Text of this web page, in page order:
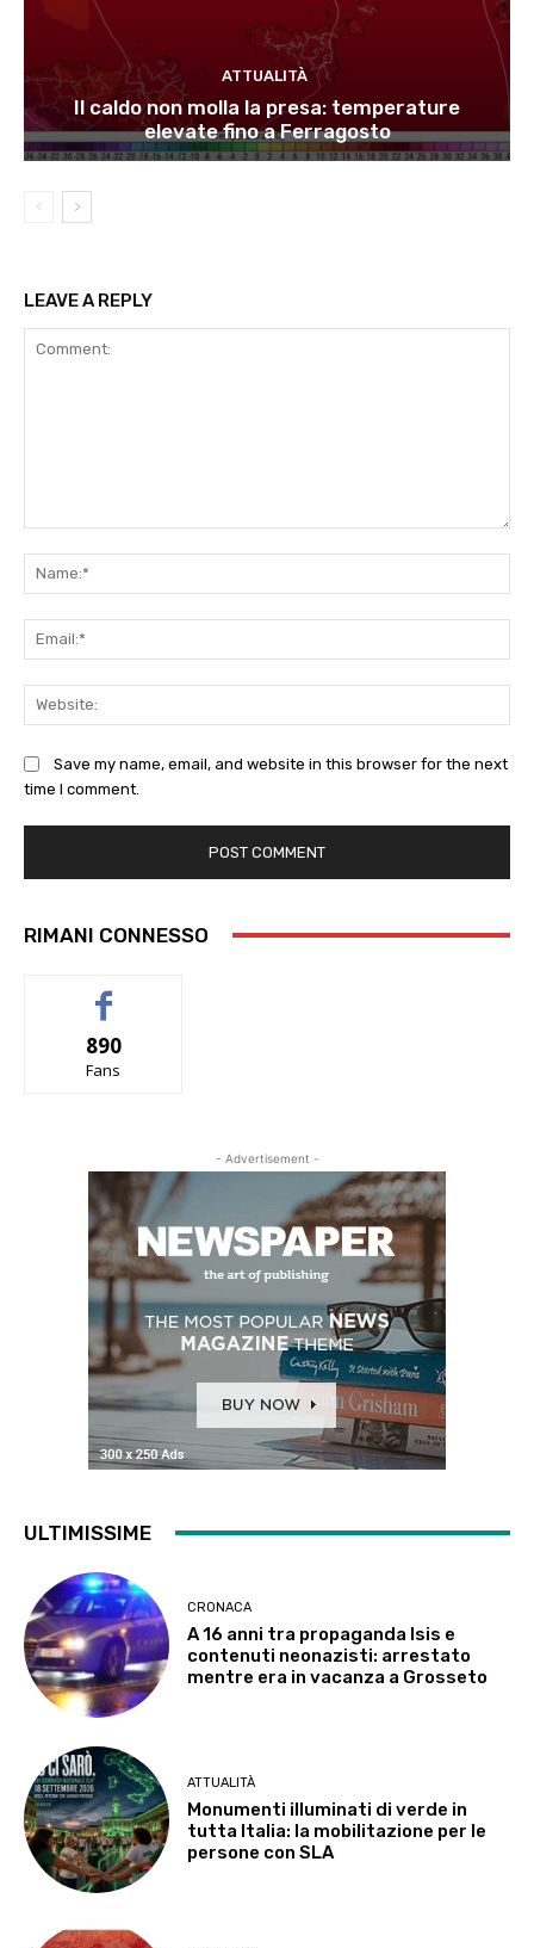
ATTUALITÀ
Il caldo non molla la presa: temperature
elevate fino a Ferragosto
LEAVE A REPLY
Save my name, email, and website in this browser for the next
time I comment.
RIMANI CONNESSO
890
Fans
- Advertisement -
ULTIMISSIME
CRONACA
A 16 anni tra propaganda Isis e
contenuti neonazisti: arrestato
mentre era in vacanza a Grosseto
ATTUALITÀ
Monumenti illuminati di verde in
tutta Italia: la mobilitazione per le
persone con SLA